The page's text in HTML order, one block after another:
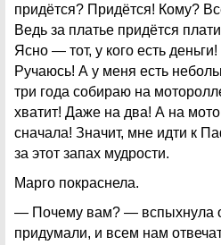
придётся? Придётся! Кому?
Ведь за платье придётся
Ясно — тот, у кого есть
Ручаюсь! А у меня есть
три года собираю на
хватит! Даже на два! А на
сначала! Значит, мне идти к
за этот запах мудрости.
Марго покраснела.
— Почему вам? — вспыхнула
придумали, и всем нам